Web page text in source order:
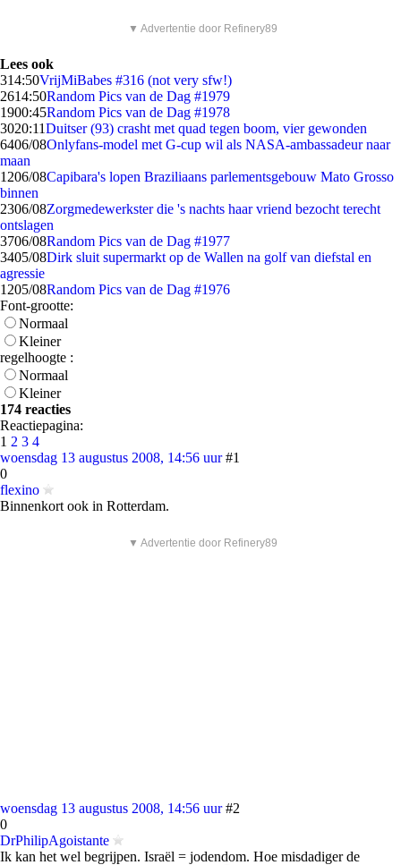
▼ Advertentie door Refinery89
Lees ook
314:50VrijMiBabes #316 (not very sfw!)
2614:50Random Pics van de Dag #1979
1900:45Random Pics van de Dag #1978
3020:11Duitser (93) crasht met quad tegen boom, vier gewonden
6406/08Onlyfans-model met G-cup wil als NASA-ambassadeur naar
maan
1206/08Capibara's lopen Braziliaans parlementsgebouw Mato Grosso
binnen
2306/08Zorgmedewerkster die 's nachts haar vriend bezocht terecht
ontslagen
3706/08Random Pics van de Dag #1977
3405/08Dirk sluit supermarkt op de Wallen na golf van diefstal en
agressie
1205/08Random Pics van de Dag #1976
Font-grootte:
Normaal
Kleiner
regelhoogte :
Normaal
Kleiner
174 reacties
Reactiepagina:
1 2 3 4
woensdag 13 augustus 2008, 14:56 uur #1
0
flexino
Binnenkort ook in Rotterdam.
▼ Advertentie door Refinery89
woensdag 13 augustus 2008, 14:56 uur #2
0
DrPhilipAgoistante
Ik kan het wel begrijpen. Israël = jodendom. Hoe misdadiger de